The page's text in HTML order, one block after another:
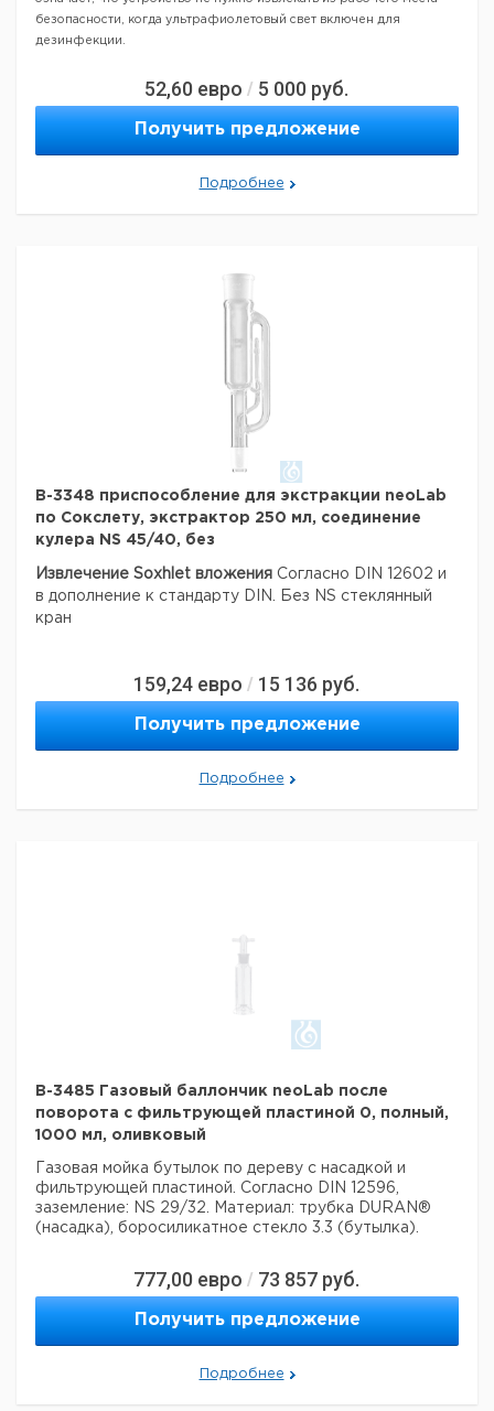
безопасности, когда ультрафиолетовый свет включен для
дезинфекции.
52,60 евро / 5 000 руб.
Получить предложение
Подробнее
B-3348 приспособление для экстракции neoLab
по Сокслету, экстрактор 250 мл, соединение
кулера NS 45/40, без
Извлечение Soxhlet вложения Согласно DIN 12602 и
в дополнение к стандарту DIN.
Без NS стеклянный
кран
159,24 евро / 15 136 руб.
Получить предложение
Подробнее
B-3485 Газовый баллончик neoLab после
поворота с фильтрующей пластиной 0, полный,
1000 мл, оливковый
Газовая мойка бутылок по дереву с насадкой и
фильтрующей пластиной. Согласно DIN 12596,
заземление: NS 29/32.
Материал: трубка DURAN®
(насадка), боросиликатное стекло 3.3 (бутылка).
777,00 евро / 73 857 руб.
Получить предложение
Подробнее